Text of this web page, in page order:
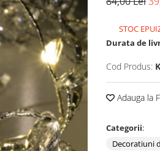
STOC
Durata de
Cod Produs:
Adauga la
Categorii:
Decoratiuni